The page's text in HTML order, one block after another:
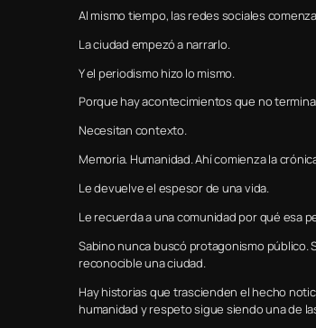
Al mismo tiempo, las redes sociales
La ciudad empezó a narrarlo.
Y el periodismo hizo lo mismo.
Porque hay acontecimientos que no
Necesitan contexto.
Memoria. Humanidad. Ahí comienza la
Le devuelve el espesor de una vida.
Le recuerda a una comunidad por qué esa
Sabino nunca buscó protagonismo
reconocible una ciudad.
Hay historias que trascienden el hecho
humanidad y respeto sigue siendo una de